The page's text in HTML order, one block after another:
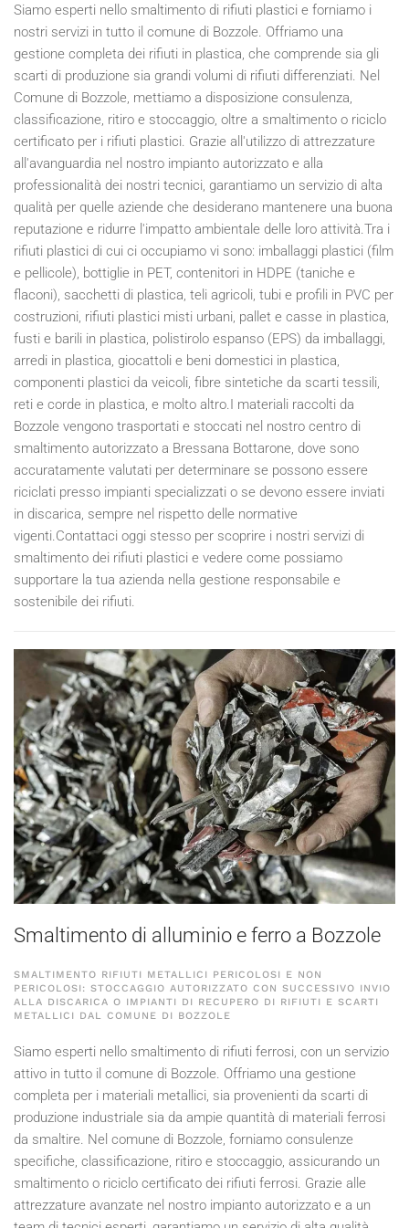
Siamo esperti nello smaltimento di rifiuti plastici e forniamo i
nostri servizi in tutto il comune di Bozzole. Offriamo una
gestione completa dei rifiuti in plastica, che comprende sia gli
scarti di produzione sia grandi volumi di rifiuti differenziati. Nel
Comune di Bozzole, mettiamo a disposizione consulenza,
classificazione, ritiro e stoccaggio, oltre a smaltimento o riciclo
certificato per i rifiuti plastici. Grazie all'utilizzo di attrezzature
all'avanguardia nel nostro impianto autorizzato e alla
professionalità dei nostri tecnici, garantiamo un servizio di alta
qualità per quelle aziende che desiderano mantenere una buona
reputazione e ridurre l'impatto ambientale delle loro attività.Tra i
rifiuti plastici di cui ci occupiamo vi sono: imballaggi plastici (film
e pellicole), bottiglie in PET, contenitori in HDPE (taniche e
flaconi), sacchetti di plastica, teli agricoli, tubi e profili in PVC per
costruzioni, rifiuti plastici misti urbani, pallet e casse in plastica,
fusti e barili in plastica, polistirolo espanso (EPS) da imballaggi,
arredi in plastica, giocattoli e beni domestici in plastica,
componenti plastici da veicoli, fibre sintetiche da scarti tessili,
reti e corde in plastica, e molto altro.I materiali raccolti da
Bozzole vengono trasportati e stoccati nel nostro centro di
smaltimento autorizzato a Bressana Bottarone, dove sono
accuratamente valutati per determinare se possono essere
riciclati presso impianti specializzati o se devono essere inviati
in discarica, sempre nel rispetto delle normative
vigenti.Contattaci oggi stesso per scoprire i nostri servizi di
smaltimento dei rifiuti plastici e vedere come possiamo
supportare la tua azienda nella gestione responsabile e
sostenibile dei rifiuti.
Smaltimento di alluminio e ferro a Bozzole
SMALTIMENTO RIFIUTI METALLICI PERICOLOSI E NON
PERICOLOSI: STOCCAGGIO AUTORIZZATO CON SUCCESSIVO INVIO
ALLA DISCARICA O IMPIANTI DI RECUPERO DI RIFIUTI E SCARTI
METALLICI DAL COMUNE DI BOZZOLE
Siamo esperti nello smaltimento di rifiuti ferrosi, con un servizio
attivo in tutto il comune di Bozzole. Offriamo una gestione
completa per i materiali metallici, sia provenienti da scarti di
produzione industriale sia da ampie quantità di materiali ferrosi
da smaltire. Nel comune di Bozzole, forniamo consulenze
specifiche, classificazione, ritiro e stoccaggio, assicurando un
smaltimento o riciclo certificato dei rifiuti ferrosi. Grazie alle
attrezzature avanzate nel nostro impianto autorizzato e a un